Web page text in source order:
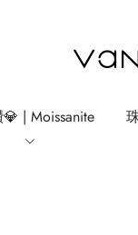
VANA
氛
品
| Moissanite